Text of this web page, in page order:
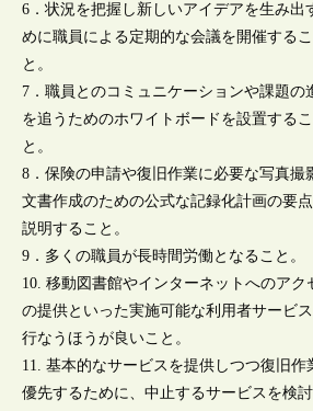
6．状況を把握し新しいアイデアを生み出
めに職員による定期的な会議を開催するこ
と。
7．職員とのコミュニケーションや課題の
を追うためのホワイトボードを設置するこ
と。
8．保険の申請や復旧作業に必要な写真撮
文書作成のための公式な記録化計画の要
説明すること。
9．多くの職員が長時間労働となること。
10. 移動図書館やインターネットへのアク
の提供といった実施可能な利用者サービ
行なうほうが良いこと。
11. 基本的なサービスを提供しつつ復旧作
優先するために、中止するサービスを検